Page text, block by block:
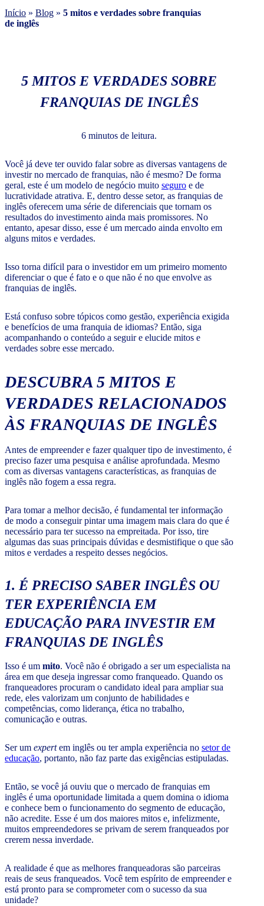
Início » Blog » 5 mitos e verdades sobre franquias
de inglês
5 MITOS E VERDADES SOBRE
FRANQUIAS DE INGLÊS
6 minutos de leitura.
Você já deve ter ouvido falar sobre as diversas vantagens de
investir no mercado de franquias, não é mesmo? De forma
geral, este é um modelo de negócio muito seguro e de
lucratividade atrativa. E, dentro desse setor, as franquias de
inglês oferecem uma série de diferenciais que tornam os
resultados do investimento ainda mais promissores. No
entanto, apesar disso, esse é um mercado ainda envolto em
alguns mitos e verdades.
Isso torna difícil para o investidor em um primeiro momento
diferenciar o que é fato e o que não é no que envolve as
franquias de inglês.
Está confuso sobre tópicos como gestão, experiência exigida
e benefícios de uma franquia de idiomas? Então, siga
acompanhando o conteúdo a seguir e elucide mitos e
verdades sobre esse mercado.
DESCUBRA 5 MITOS E
VERDADES RELACIONADOS
ÀS FRANQUIAS DE INGLÊS
Antes de empreender e fazer qualquer tipo de investimento, é
preciso fazer uma pesquisa e análise aprofundada. Mesmo
com as diversas vantagens características, as franquias de
inglês não fogem a essa regra.
Para tomar a melhor decisão, é fundamental ter informação
de modo a conseguir pintar uma imagem mais clara do que é
necessário para ter sucesso na empreitada. Por isso, tire
algumas das suas principais dúvidas e desmistifique o que são
mitos e verdades a respeito desses negócios.
1. É PRECISO SABER INGLÊS OU
TER EXPERIÊNCIA EM
EDUCAÇÃO PARA INVESTIR EM
FRANQUIAS DE INGLÊS
Isso é um mito. Você não é obrigado a ser um especialista na
área em que deseja ingressar como franqueado. Quando os
franqueadores procuram o candidato ideal para ampliar sua
rede, eles valorizam um conjunto de habilidades e
competências, como liderança, ética no trabalho,
comunicação e outras.
Ser um expertem inglês ou ter ampla experiência no setor de
educação, portanto, não faz parte das exigências estipuladas.
Então, se você já ouviu que o mercado de franquias em
inglês é uma oportunidade limitada a quem domina o idioma
e conhece bem o funcionamento do segmento de educação,
não acredite. Esse é um dos maiores mitos e, infelizmente,
muitos empreendedores se privam de serem franqueados por
crerem nessa inverdade.
A realidade é que as melhores franqueadoras são parceiras
reais de seus franqueados. Você tem espírito de empreender e
está pronto para se comprometer com o sucesso da sua
unidade?